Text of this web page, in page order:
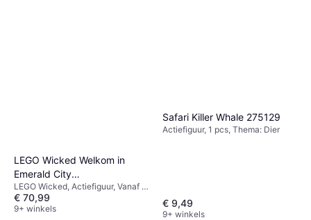
LEGO Wicked Welkom in
Emerald City
Constructiespeelgoed
LEGO Wicked, Actiefiguur, Vanaf 9
jaar, 945 Stuks, Thema: Stad
€ 70,99
9+ winkels
Safari Killer Whale 275129
Actiefiguur, 1 pcs, Thema: Dier
€ 9,49
9+ winkels